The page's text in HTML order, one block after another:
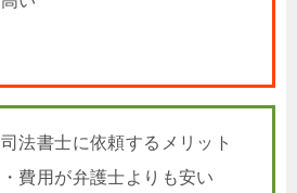
司法書士に依頼するメリット
・費用が弁護士よりも安い